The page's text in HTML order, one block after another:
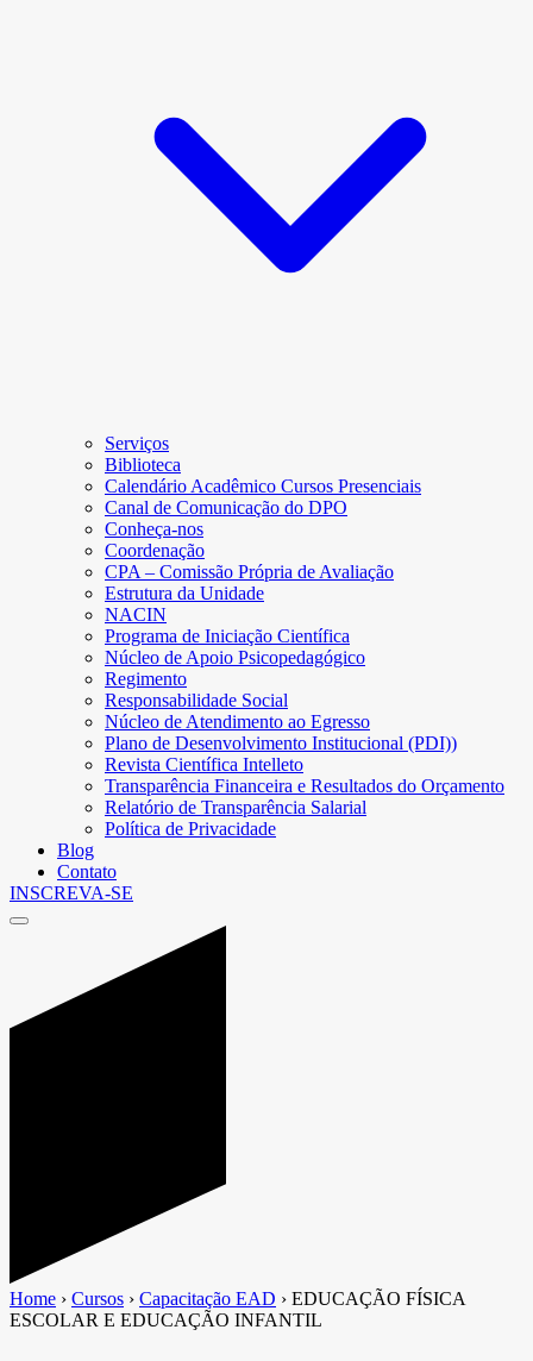
Serviços
Biblioteca
Calendário Acadêmico Cursos Presenciais
Canal de Comunicação do DPO
Conheça-nos
Coordenação
CPA – Comissão Própria de Avaliação
Estrutura da Unidade
NACIN
Programa de Iniciação Científica
Núcleo de Apoio Psicopedagógico
Regimento
Responsabilidade Social
Núcleo de Atendimento ao Egresso
Plano de Desenvolvimento Institucional (PDI))
Revista Científica Intelleto
Transparência Financeira e Resultados do Orçamento
Relatório de Transparência Salarial
Política de Privacidade
Blog
Contato
INSCREVA-SE
Home › Cursos › Capacitação EAD › EDUCAÇÃO FÍSICA
ESCOLAR E EDUCAÇÃO INFANTIL